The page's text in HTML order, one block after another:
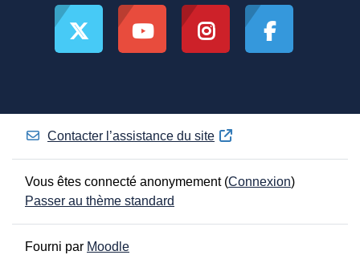
Contacter l’assistance du site
Vous êtes connecté anonymement (Connexion)
Passer au thème standard
Fourni par Moodle